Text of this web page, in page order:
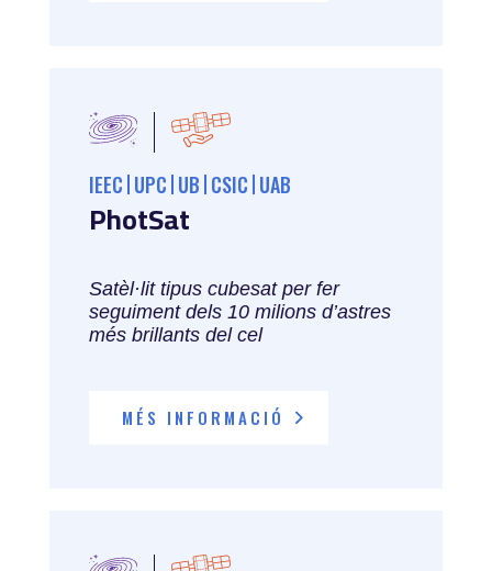
IEEC UPC UB CSIC UAB
PhotSat
Satèl·lit tipus cubesat per fer
seguiment dels 10 milions d’astres
més brillants del cel
MÉS INFORMACIÓ